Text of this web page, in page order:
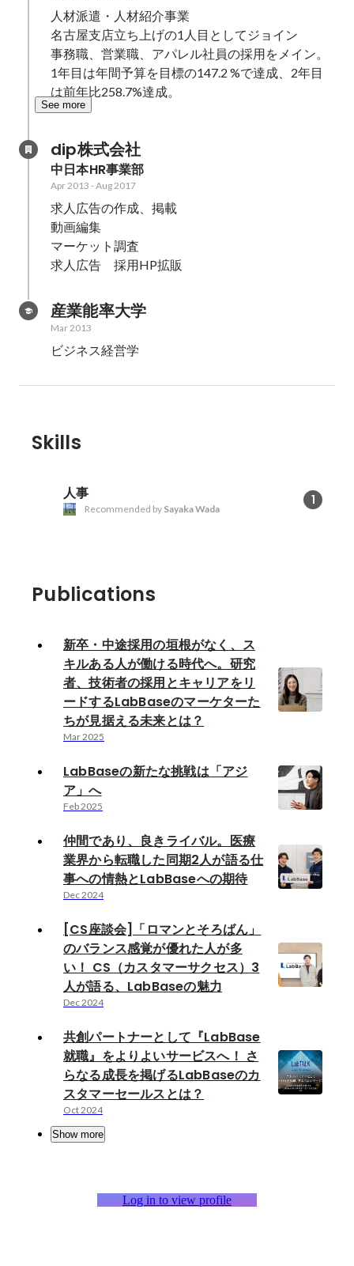
人材派遣・人材紹介事業
名古屋支店立ち上げの1人目としてジョイン
事務職、営業職、アパレル社員の採用をメイン。
1年⽬は年間予算を⽬標の147.2 %で達成、2年⽬
は前年⽐258.7%達成。
See more
dip株式会社
中日本HR事業部
Apr 2013 -Aug 2017
求人広告の作成、掲載
動画編集
マーケット調査
求人広告　採用HP拡販
産業能率大学
Mar 2013
ビジネス経営学
Skills
人事 1
Recommended by Sayaka Wada
Publications
新卒・中途採用の垣根がなく、ス
キルある人が働ける時代へ。研究
者、技術者の採用とキャリアをリ
ードするLabBaseのマーケターた
ちが見据える未来とは？
Mar 2025
LabBaseの新たな挑戦は「アジ
ア」へ
Feb 2025
仲間であり、良きライバル。医療
業界から転職した同期2人が語る仕
事への情熱とLabBaseへの期待
Dec 2024
[CS座談会]「ロマンとそろばん」
のバランス感覚が優れた人が多
い！ CS（カスタマーサクセス）3
人が語る、LabBaseの魅力
Dec 2024
共創パートナーとして『LabBase
就職』をよりよいサービスへ！ さ
らなる成長を掲げるLabBaseのカ
スタマーセールスとは？
Oct 2024
Show more
Log in to view profile